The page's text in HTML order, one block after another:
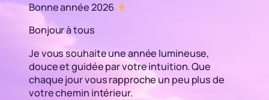
Bonne année 2026
Bonjour à tous
Je vous souhaite une année lumineuse,
douce et guidée par votre intuition. Que
chaque jour vous rapproche un peu plus de
votre chemin intérieur.